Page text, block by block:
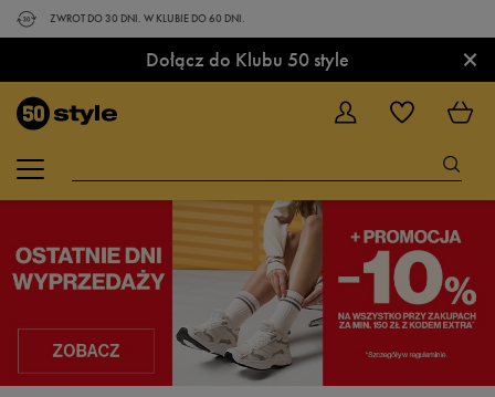
ZWROT DO 30 DNI. W KLUBIE DO 60 DNI.
Dołącz do Klubu 50 style ×